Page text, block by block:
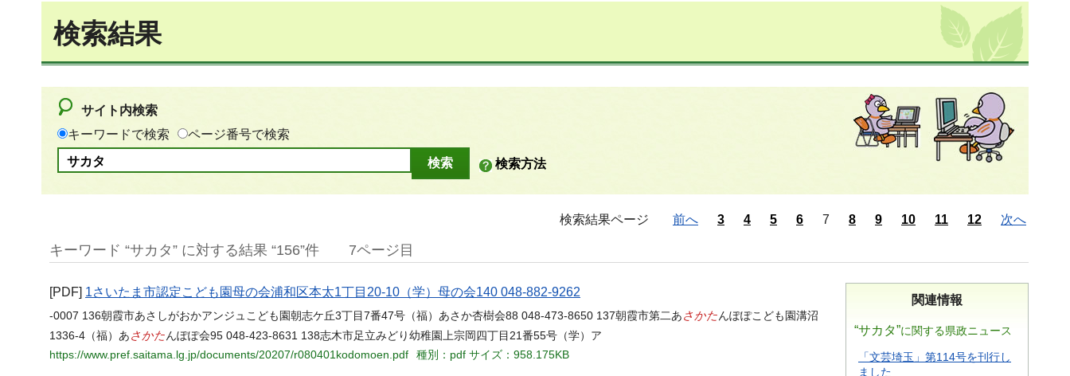
検索結果
サイト内検索
キーワードで検索
ページ番号で検索
検索方法
検索結果ページ 前へ 3 4 5 6 7 8 9 10 11 12 次へ
キーワード “サカタ” に対する結果 “156”件 7ページ目
関連情報
“サカタ”に関する県政ニュース
「文芸埼玉」第114号を刊行し
ました
[PDF] 1さいたま市認定こども園母の会浦和区本太1丁目20-10（学）母の会140 048-882-9262
-0007 136朝霞市あさしがおかアンジュこども園朝志ケ丘3丁目7番47号（福）あさか杏樹会88 048-473-8650 137朝霞市第二あ さかたんぽぽこども園溝沼
1336-4（福）あ さかたんぽぽ会95 048-423-8631 138志木市足立みどり幼稚園上宗岡四丁目21番55号（学）ア
https://www.pref.saitama.lg.jp/documents/20207/r080401kodomoen.pdf
種別：pdf サイズ：958.175KB